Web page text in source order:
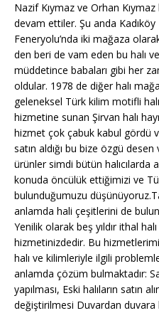
Nazif Kıymaz ve Orhan
devam ettiler. Şu anda
Feneryolu’nda iki mağaza
den beri de vam eden bu halı
müddetince babaları gibi her
oldular. 1978 de diğer halı
geleneksel Türk kilim motifli
hizmetine sunan Şirvan halı
hizmet çok çabuk kabul gördü
satın aldığı bu bize özgü
ürünler simdi bütün
konuda öncülük ettiğimizi ve
bulunduğumuzu
anlamda hali çeşitlerini de
Yenilik olarak beş yıldır ithal
hizmetinizdedir. Bu
halı ve kilimleriyle ilgili
anlamda çözüm bulmaktadır:
yapılması, Eski halıların satın
değiştirilmesi Duvardan duvara